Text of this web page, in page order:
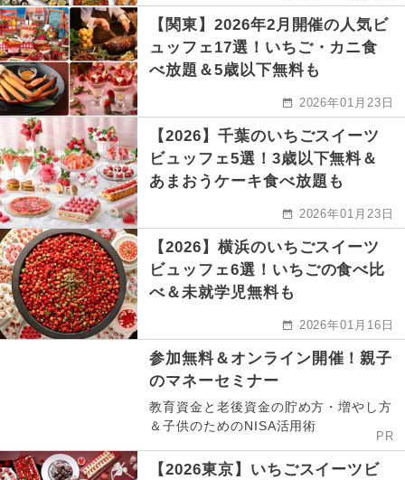
【関東】2026年2月開催の人気ビ
ュッフェ17選！いちご・カニ食
べ放題＆5歳以下無料も
2026年01月23日
【2026】千葉のいちごスイーツ
ビュッフェ5選！3歳以下無料＆
あまおうケーキ食べ放題も
2026年01月23日
【2026】横浜のいちごスイーツ
ビュッフェ6選！いちごの食べ比
べ＆未就学児無料も
2026年01月16日
参加無料＆オンライン開催！親子
のマネーセミナー
教育資金と老後資金の貯め方・増やし方
＆子供のためのNISA活用術
PR
【2026東京】いちごスイーツビ